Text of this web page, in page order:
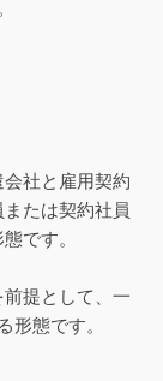
社と雇用契約
たは契約社員
です。
提として、一
形態です。